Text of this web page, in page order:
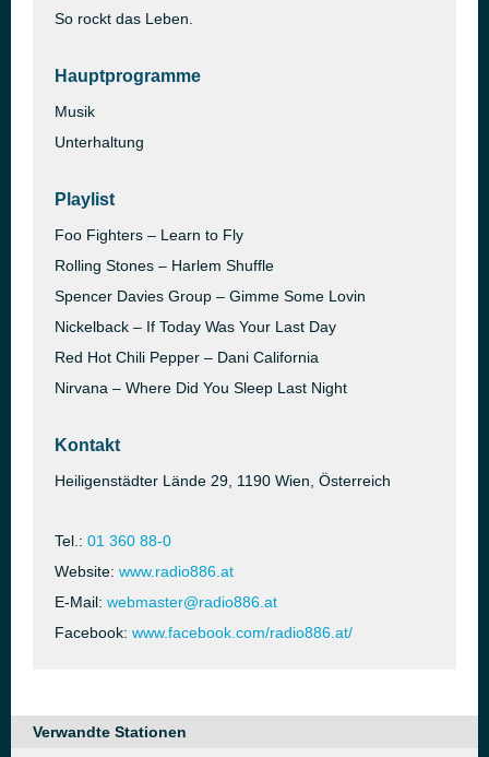
So rockt das Leben.
Hauptprogramme
Musik
Unterhaltung
Playlist
Foo Fighters – Learn to Fly
Rolling Stones – Harlem Shuffle
Spencer Davies Group – Gimme Some Lovin
Nickelback – If Today Was Your Last Day
Red Hot Chili Pepper – Dani California
Nirvana – Where Did You Sleep Last Night
Kontakt
Heiligenstädter Lände 29, 1190 Wien, Österreich
Tel.: 01 360 88-0
Website: www.radio886.at
E-Mail: webmaster@radio886.at
Facebook: www.facebook.com/radio886.at/
Verwandte Stationen